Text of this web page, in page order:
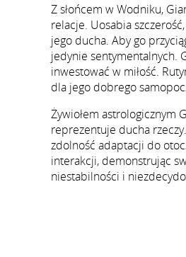
Z słońcem w Wodniku,
relacje. Uosabia
jego ducha. Aby go
jedynie sentymentalnych.
inwestować w miłość.
dla jego dobrego
Żywiołem astrologicznym
reprezentuje ducha
zdolność adaptacji do
interakcji, demonstrując
niestabilności i